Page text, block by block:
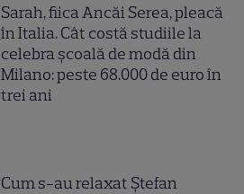
Sarah, fiica Ancăi Serea, pleacă
în Italia. Cât costă studiile la
celebra școală de modă din
Milano: peste 68.000 de euro în
trei ani
Cum s-au relaxat Ștefan